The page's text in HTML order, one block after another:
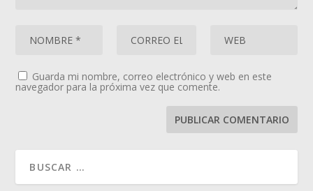
Guarda mi nombre, correo electrónico y web en este
navegador para la próxima vez que comente.